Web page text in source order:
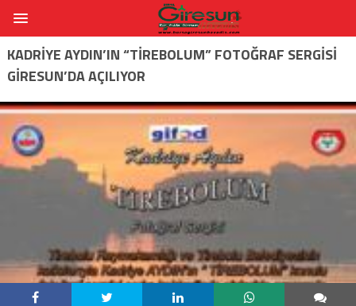
KADRIYE AYDIN’IN “TİREBOLUM” FOTOĞRAF SERGISI
GIRESUN’DA AÇILIYOR